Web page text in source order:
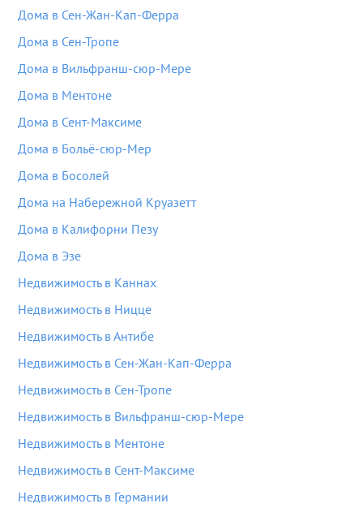
Дома в Сен-Жан-Кап-Ферра
Дома в Сен-Тропе
Дома в Вильфранш-сюр-Мере
Дома в Ментоне
Дома в Сент-Максиме
Дома в Больё-сюр-Мер
Дома в Босолей
Дома на Набережной Круазетт
Дома в Калифорни Пезу
Дома в Эзе
Недвижимость в Каннах
Недвижимость в Ницце
Недвижимость в Антибе
Недвижимость в Сен-Жан-Кап-Ферра
Недвижимость в Сен-Тропе
Недвижимость в Вильфранш-сюр-Мере
Недвижимость в Ментоне
Недвижимость в Сент-Максиме
Недвижимость в Германии